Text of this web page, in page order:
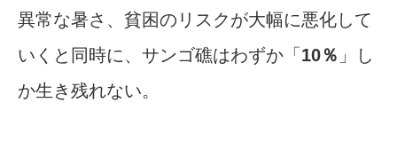
異常な暑さ、貧困のリスクが大幅に悪化して
いくと同時に、サンゴ礁はわずか「 10％ 」し
か生き残れない。